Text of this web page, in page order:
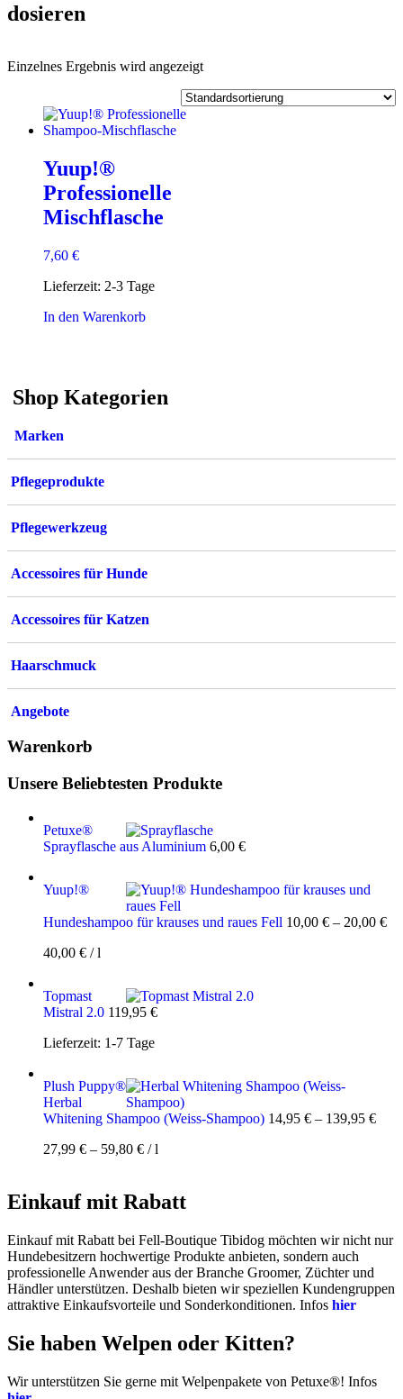
dosieren
Einzelnes Ergebnis wird angezeigt
Yuup!®
Professionelle
Mischflasche
7,60 €
Lieferzeit: 2-3 Tage
In den Warenkorb
Shop Kategorien
Marken
Pflegeprodukte
Pflegewerkzeug
Accessoires für Hunde
Accessoires für Katzen
Haarschmuck
Angebote
Warenkorb
Unsere Beliebtesten Produkte
Petuxe®
Sprayflasche aus Aluminium 6,00 €
Yuup!®
Hundeshampoo für krauses und raues Fell 10,00 € – 20,00 €
40,00 € /l
Topmast
Mistral 2.0 119,95 €
Lieferzeit: 1-7 Tage
Plush Puppy®
Herbal
Whitening Shampoo (Weiss-Shampoo) 14,95 € – 139,95 €
27,99 € – 59,80 € /l
Einkauf mit Rabatt
Einkauf mit Rabatt bei Fell-Boutique Tibidog möchten wir nicht nur
Hundebesitzern hochwertige Produkte anbieten, sondern auch
professionelle Anwender aus der Branche Groomer, Züchter und
Händler unterstützen. Deshalb bieten wir speziellen Kundengruppen
attraktive Einkaufsvorteile und Sonderkonditionen. Infos hier
Sie haben Welpen oder Kitten?
Wir unterstützen Sie gerne mit Welpenpakete von Petuxe®! Infos